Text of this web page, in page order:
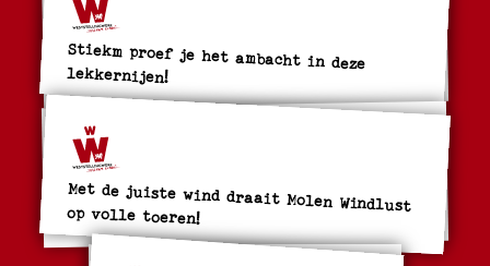
Stiekm proef je het ambacht in deze
lekkernijen!
Met de juiste wind draait Molen Windlust
op volle toeren!